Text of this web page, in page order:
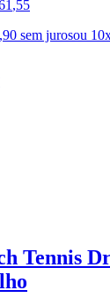
,55
sem jurosou 10
Tennis